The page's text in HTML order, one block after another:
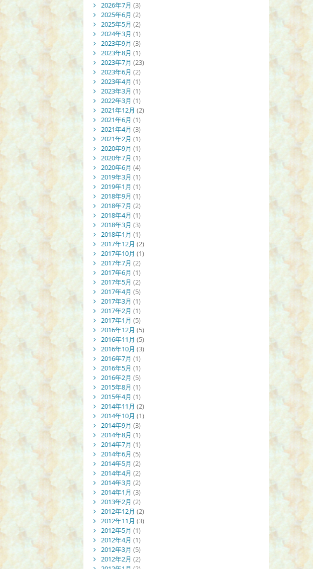
2026年7月 (3)
2025年6月 (2)
2025年5月 (2)
2024年3月 (1)
2023年9月 (3)
2023年8月 (1)
2023年7月 (23)
2023年6月 (2)
2023年4月 (1)
2023年3月 (1)
2022年3月 (1)
2021年12月 (2)
2021年6月 (1)
2021年4月 (3)
2021年2月 (1)
2020年9月 (1)
2020年7月 (1)
2020年6月 (4)
2019年3月 (1)
2019年1月 (1)
2018年9月 (1)
2018年7月 (2)
2018年4月 (1)
2018年3月 (3)
2018年1月 (1)
2017年12月 (2)
2017年10月 (1)
2017年7月 (2)
2017年6月 (1)
2017年5月 (2)
2017年4月 (5)
2017年3月 (1)
2017年2月 (1)
2017年1月 (5)
2016年12月 (5)
2016年11月 (5)
2016年10月 (3)
2016年7月 (1)
2016年5月 (1)
2016年2月 (5)
2015年8月 (1)
2015年4月 (1)
2014年11月 (2)
2014年10月 (1)
2014年9月 (3)
2014年8月 (1)
2014年7月 (1)
2014年6月 (5)
2014年5月 (2)
2014年4月 (2)
2014年3月 (2)
2014年1月 (3)
2013年2月 (2)
2012年12月 (2)
2012年11月 (3)
2012年5月 (1)
2012年4月 (1)
2012年3月 (5)
2012年2月 (2)